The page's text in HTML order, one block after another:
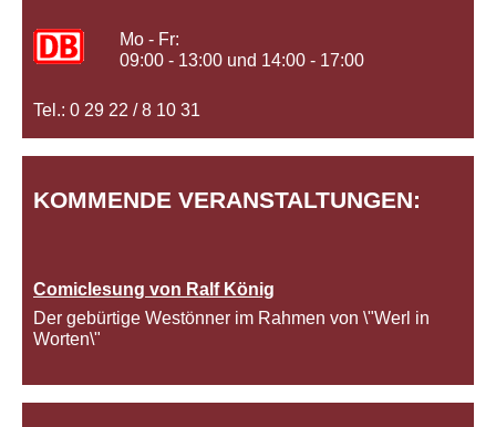
Mo - Fr:
09:00 - 13:00 und 14:00 - 17:00
Tel.: 0 29 22 / 8 10 31
KOMMENDE VERANSTALTUNGEN:
Comiclesung von Ralf König
Der gebürtige Westönner im Rahmen von \"Werl in
Worten\"